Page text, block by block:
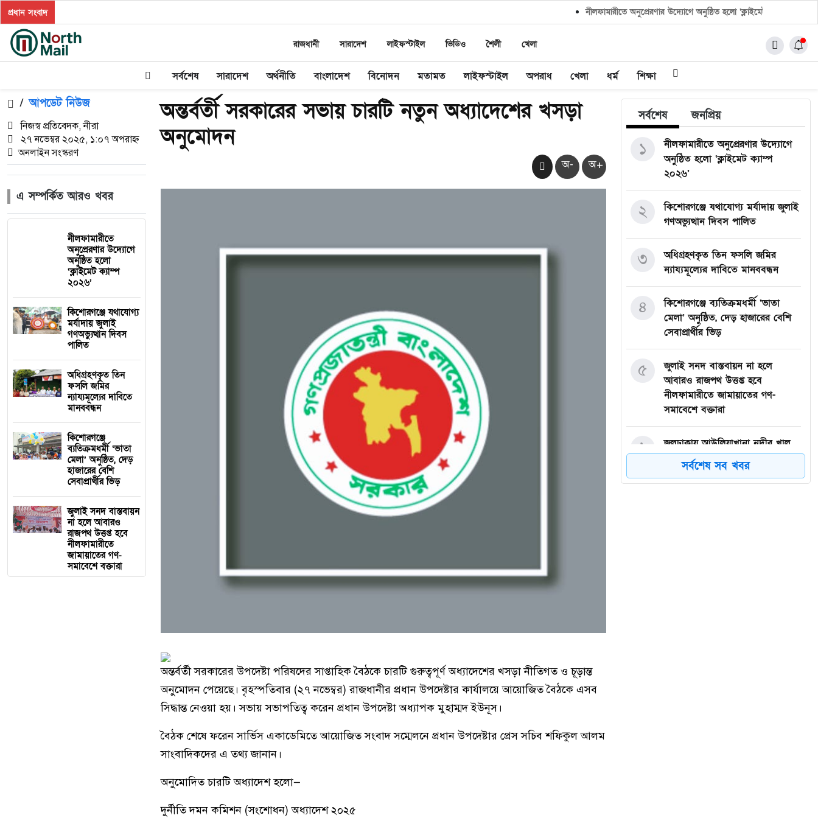
প্রধান সংবাদ নীলফামারীতে অনুপ্রেরণার উদ্যোগে অনুষ্ঠিত হলো ‘ক্লাইমেট ক্যাম্প ২০২৬’
রাজধানী সারাদেশ লাইফস্টাইল ভিডিও শৈলী খেলা
সর্বশেষ সারাদেশ অর্থনীতি বাংলাদেশ বিনোদন মতামত লাইফস্টাইল অপরাধ খেলা ধর্ম শিক্ষা
/ আপডেট নিউজ
নিজস্ব প্রতিবেদক, নীরা
২৭ নভেম্বর ২০২৫, ১:০৭ অপরাহ্ন
অনলাইন সংস্করণ
এ সম্পর্কিত আরও খবর
নীলফামারীতে
অনুপ্রেরণার উদ্যোগে
অনুষ্ঠিত হলো
‘ক্লাইমেট ক্যাম্প
২০২৬’
কিশোরগঞ্জে যথাযোগ্য
মর্যাদায় জুলাই
গণঅভ্যুত্থান দিবস
পালিত
অধিগ্রহণকৃত তিন
ফসলি জমির
ন্যায্যমূল্যের দাবিতে
মানববন্ধন
কিশোরগঞ্জে
ব্যতিক্রমধর্মী ‘ভাতা
মেলা’ অনুষ্ঠিত, দেড়
হাজারের বেশি
সেবাপ্রার্থীর ভিড়
জুলাই সনদ বাস্তবায়ন
না হলে আবারও
রাজপথ উত্তপ্ত হবে
নীলফামারীতে
জামায়াতের গণ-
সমাবেশে বক্তারা
অন্তর্বর্তী সরকারের সভায় চারটি নতুন অধ্যাদেশের খসড়া
অনুমোদন
অ- অ+
অন্তর্বর্তী সরকারের উপদেষ্টা পরিষদের সাপ্তাহিক বৈঠকে চারটি গুরুত্বপূর্ণ অধ্যাদেশের খসড়া নীতিগত ও চূড়ান্ত
অনুমোদন পেয়েছে। বৃহস্পতিবার (২৭ নভেম্বর) রাজধানীর প্রধান উপদেষ্টার কার্যালয়ে আয়োজিত বৈঠকে এসব
সিদ্ধান্ত নেওয়া হয়। সভায় সভাপতিত্ব করেন প্রধান উপদেষ্টা অধ্যাপক মুহাম্মদ ইউনূস।
বৈঠক শেষে ফরেন সার্ভিস একাডেমিতে আয়োজিত সংবাদ সম্মেলনে প্রধান উপদেষ্টার প্রেস সচিব শফিকুল আলম
সাংবাদিকদের এ তথ্য জানান।
অনুমোদিত চারটি অধ্যাদেশ হলো—
দুর্নীতি দমন কমিশন (সংশোধন) অধ্যাদেশ ২০২৫
সর্বশেষ জনপ্রিয়
নীলফামারীতে অনুপ্রেরণার উদ্যোগে
অনুষ্ঠিত হলো ‘ক্লাইমেট ক্যাম্প
২০২৬’
১
কিশোরগঞ্জে যথাযোগ্য মর্যাদায় জুলাই
গণঅভ্যুত্থান দিবস পালিত
২
অধিগ্রহণকৃত তিন ফসলি জমির
ন্যায্যমূল্যের দাবিতে মানববন্ধন
৩
কিশোরগঞ্জে ব্যতিক্রমধর্মী ‘ভাতা
মেলা’ অনুষ্ঠিত, দেড় হাজারের বেশি
সেবাপ্রার্থীর ভিড়
৪
জুলাই সনদ বাস্তবায়ন না হলে
আবারও রাজপথ উত্তপ্ত হবে
নীলফামারীতে জামায়াতের গণ-
সমাবেশে বক্তারা
৫
জলঢাকায় আউলিয়াখানা নদীর খাল
খননের দাবিতে মানববন্ধন
৬
সর্বশেষ সব খবর